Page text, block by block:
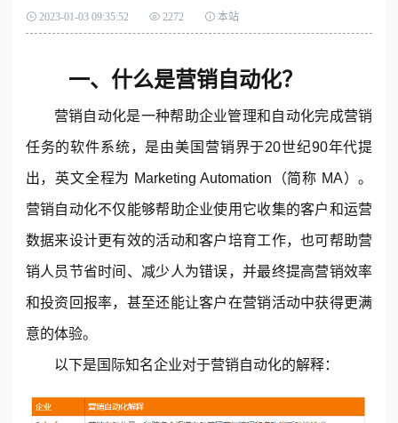
东莞客服热线
18929299059
(每天：8:00 — 22:00 全年无休)
2023-01-03 09:35:52 2272 本站
一、什么是营销自动化？
营销自动化是一种帮助企业管理和自动化完成营销
任务的软件系统，是由美国营销界于20世纪90年代提
出，英文全程为 Marketing Automation（简称 MA）。
营销自动化不仅能够帮助企业使用它收集的客户和运营
数据来设计更有效的活动和客户培育工作，也可帮助营
销人员节省时间、减少人为错误，并最终提高营销效率
和投资回报率，甚至还能让客户在营销活动中获得更满
意的体验。
以下是国际知名企业对于营销自动化的解释：